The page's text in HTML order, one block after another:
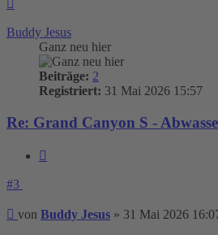
Buddy Jesus
Ganz neu hier
Beiträge: 2
Registriert: 31 Mai 2026 15:57
Re: Grand Canyon S -
#3
Beitrag
von Buddy Jesus » 31 Mai 2026